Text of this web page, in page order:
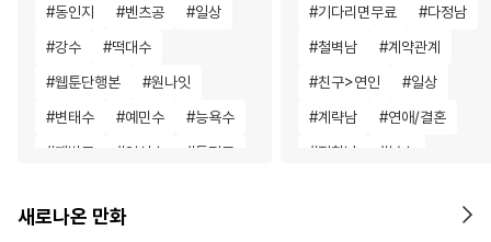
#동인지 #벤츠공 #일상
#강수 #떡대수
#웹툰단행본 #원나잇
#변태수 #예민수 #능욕수
#재벌공 #임신수 #동정공
#계략공 #적극수
#기다리면무료 #다정남
#철벽남 #계약관계
#친구>연인 #일상
#계략남 #연애/결혼
#집착남 #복수
새로나온 만화